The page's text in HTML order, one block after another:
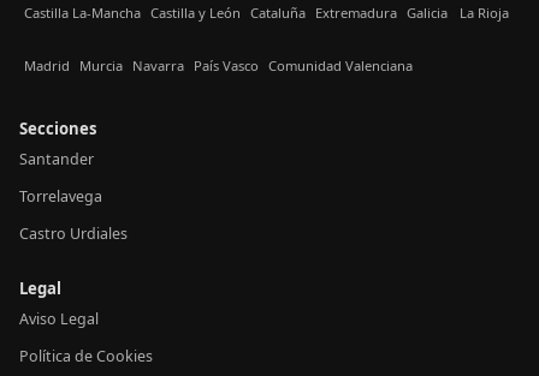
Castilla La-Mancha Castilla y León Cataluña Extremadura Galicia La Rioja
Madrid Murcia Navarra País Vasco Comunidad Valenciana
Secciones
Santander
Torrelavega
Castro Urdiales
Legal
Aviso Legal
Política de Cookies